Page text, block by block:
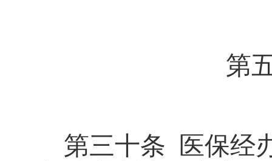
第
第三十条
医保经